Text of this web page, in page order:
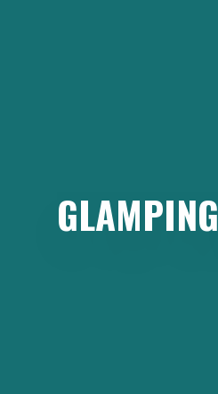
GLAMPING